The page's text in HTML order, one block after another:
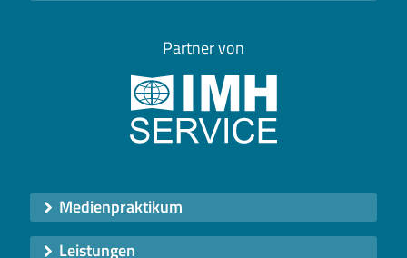
Partner von
Medienpraktikum
Leistungen